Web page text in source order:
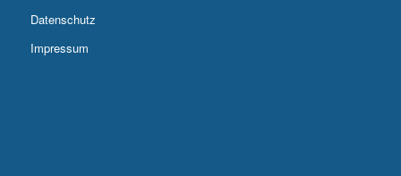
Datenschutz
Impressum